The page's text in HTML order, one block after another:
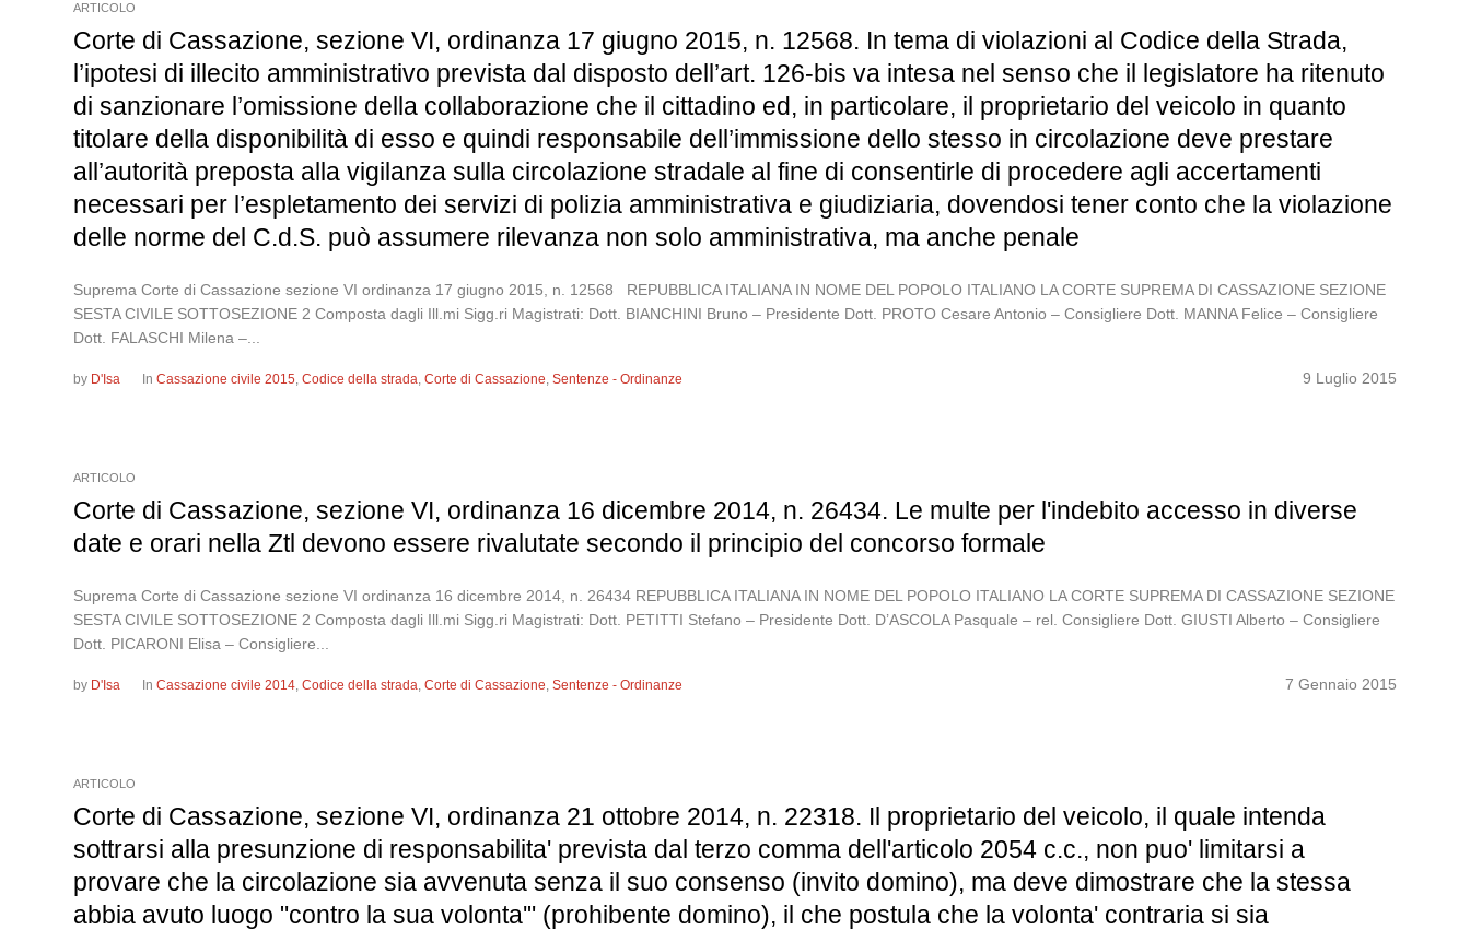
ARTICOLO
Corte di Cassazione, sezione VI, ordinanza 17 giugno 2015, n. 12568. In tema di violazioni al Codice della Strada,
l’ipotesi di illecito amministrativo prevista dal disposto dell’art. 126-bis va intesa nel senso che il legislatore ha ritenuto
di sanzionare l’omissione della collaborazione che il cittadino ed, in particolare, il proprietario del veicolo in quanto
titolare della disponibilità di esso e quindi responsabile dell’immissione dello stesso in circolazione deve prestare
all’autorità preposta alla vigilanza sulla circolazione stradale al fine di consentirle di procedere agli accertamenti
necessari per l’espletamento dei servizi di polizia amministrativa e giudiziaria, dovendosi tener conto che la violazione
delle norme del C.d.S. può assumere rilevanza non solo amministrativa, ma anche penale
Suprema Corte di Cassazione sezione VI ordinanza 17 giugno 2015, n. 12568 REPUBBLICA ITALIANA IN NOME DEL POPOLO ITALIANO LA CORTE SUPREMA DI CASSAZIONE SEZIONE
SESTA CIVILE SOTTOSEZIONE 2 Composta dagli Ill.mi Sigg.ri Magistrati: Dott. BIANCHINI Bruno – Presidente Dott. PROTO Cesare Antonio – Consigliere Dott. MANNA Felice – Consigliere
Dott. FALASCHI Milena –...
9 Luglio 2015
by D'Isa InCassazione civile 2015,Codice della strada,Corte di Cassazione,Sentenze - Ordinanze
ARTICOLO
Corte di Cassazione, sezione VI, ordinanza 16 dicembre 2014, n. 26434. Le multe per l'indebito accesso in diverse
date e orari nella Ztl devono essere rivalutate secondo il principio del concorso formale
Suprema Corte di Cassazione sezione VI ordinanza 16 dicembre 2014, n. 26434 REPUBBLICA ITALIANA IN NOME DEL POPOLO ITALIANO LA CORTE SUPREMA DI CASSAZIONE SEZIONE
SESTA CIVILE SOTTOSEZIONE 2 Composta dagli Ill.mi Sigg.ri Magistrati: Dott. PETITTI Stefano – Presidente Dott. D’ASCOLA Pasquale – rel. Consigliere Dott. GIUSTI Alberto – Consigliere
Dott. PICARONI Elisa – Consigliere...
7 Gennaio 2015
by D'Isa InCassazione civile 2014,Codice della strada,Corte di Cassazione,Sentenze - Ordinanze
ARTICOLO
Corte di Cassazione, sezione VI, ordinanza 21 ottobre 2014, n. 22318. Il proprietario del veicolo, il quale intenda
sottrarsi alla presunzione di responsabilita' prevista dal terzo comma dell'articolo 2054 c.c., non puo' limitarsi a
provare che la circolazione sia avvenuta senza il suo consenso (invito domino), ma deve dimostrare che la stessa
abbia avuto luogo "contro la sua volonta'" (prohibente domino), il che postula che la volonta' contraria si sia